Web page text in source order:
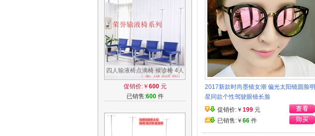
四人输液椅点滴椅 候诊椅 4人
连排椅 多人位连座椅医院诊所
用椅子
促销价:￥ 600元
已销售:600件
2017新款时尚墨镜女潮 偏光太阳镜圆脸明
星同款个性驾驶眼镜长脸
促销价:￥ 199 元
已销售:￥ 66 件